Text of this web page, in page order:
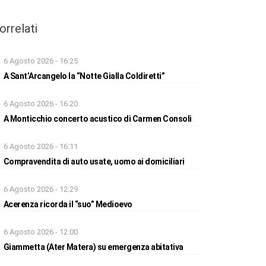
6 Agosto 2026 - 16:25
A Sant’Arcangelo la “Notte Gialla Coldiretti”
6 Agosto 2026 - 16:20
A Monticchio concerto acustico di Carmen Consoli
6 Agosto 2026 - 16:11
Compravendita di auto usate, uomo ai domiciliari
6 Agosto 2026 - 12:29
Acerenza ricorda il “suo” Medioevo
6 Agosto 2026 - 12:00
Giammetta (Ater Matera) su emergenza abitativa